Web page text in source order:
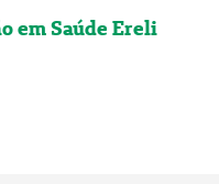
em Saúde Ereli